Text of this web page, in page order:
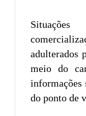
adulterados
meio do
informações
do ponto de